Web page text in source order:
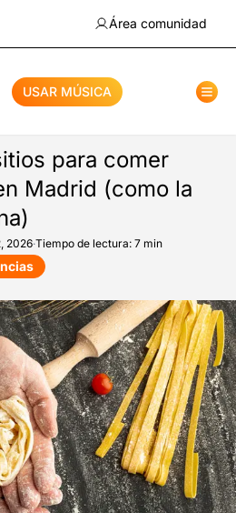
Área comunidad
USAR MÚSICA
para comer
Madrid (como la
2026·Tiempo de lectura: 7 min